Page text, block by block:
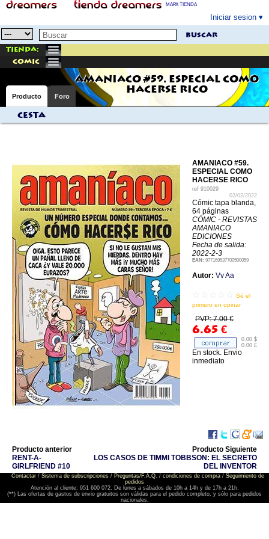
MAPA TIENDA
Iniciar sesion
buscar
Tienda:
comic
AMANIACO #59. ESPECIAL COMO
HACERSE RICO
Producto Foro
Cesta
AMANIACO #59.
ESPECIAL COMO
HACERSE RICO
ref 910029
02/02/2022
Cómic tapa blanda,
64 páginas
CÓMIC - REVISTAS
AMANIACO
EDICIONES
Fecha de salida:
2022-2-3
EAN: 977169537700500059
Autor: Vv Aa
Sé el
primero en opinar
PVP: 7.00 €
6.65 €
0.00 $
0.00 £
En stock. Envio
inmediato
Producto anterior
RENT-A-
GIRLFRIEND #10
Producto Siguiente
LOS CASOS DE TIMMI TOBBSON: EL SECRETO
DEL INVENTOR
Contactar/ Sistema de subscripciones/ Preguntas/F.A.Q. / condiciones de compra/ Seguimiento de
pedidos
Atención al cliente: 951 600 072. De lunes a sábados de 10h a 14h y de 17h a 21h.
(**) Las ofertas de gastos de envio gratuitos son válidas para el pedido completo, y sólo para pedidos
nacionales.